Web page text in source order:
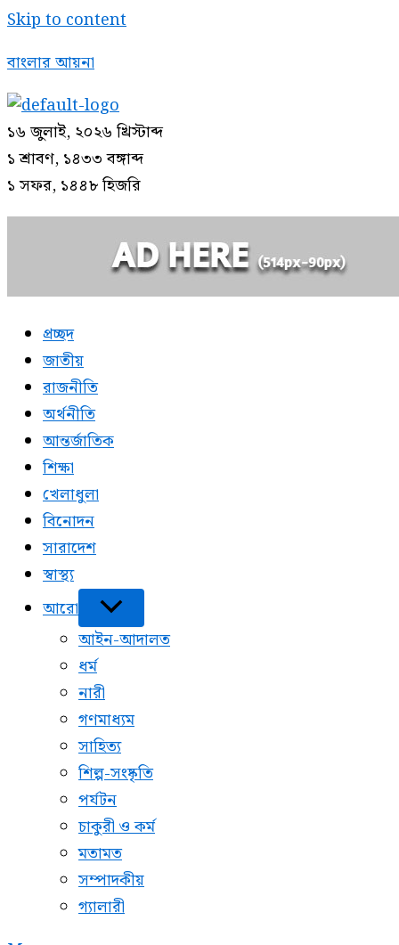
Skip to content
বাংলার আয়না
১৬ জুলাই, ২০২৬ খ্রিস্টাব্দ
১ শ্রাবণ, ১৪৩৩ বঙ্গাব্দ
১ সফর, ১৪৪৮ হিজরি
প্রচ্ছদ
জাতীয়
রাজনীতি
অর্থনীতি
আন্তর্জাতিক
শিক্ষা
খেলাধুলা
বিনোদন
সারাদেশ
স্বাস্থ্য
আরো
আইন-আদালত
ধর্ম
নারী
গণমাধ্যম
সাহিত্য
শিল্প-সংষ্কৃতি
পর্যটন
চাকুরী ও কর্ম
মতামত
সম্পাদকীয়
গ্যালারী